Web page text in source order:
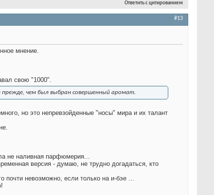
Ответить с цитированием
#13
мнение.
свою "1000".
чем был выбран совершенный аромат.
но это непревзойденные "носы" мира и их талант
не наливная парфюмерия...
версия - думаю, не трудно догадаться, кто
невозможно, если только на и-бэе ...